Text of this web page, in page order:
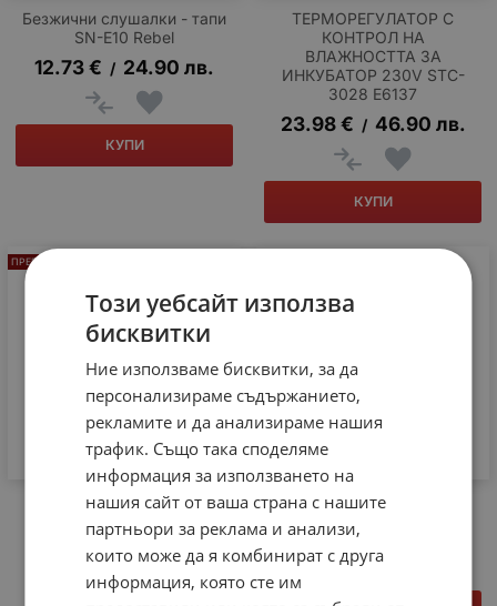
Безжични слушалки - тапи
SN-E10 Rebel
12.73€ / 24.90 лв.
КУПИ
ТЕРМОРЕГУЛАТОР С
КОНТРОЛ НА
ВЛАЖНОСТТА ЗА
ИНКУБАТОР 230V STC-
3028 E6137
23.98 € / 46.90 лв.
КУПИ
Електронен калкулатор
Rebel SC-200
€ / 12.91лв.
ПРЕПОРЪЧАН
Мултимер REBEL RB-33B
9.25 € /
Този уебсайт използва
бисквитки
Ние използваме бисквитки, за да
персонализираме съдържанието,
рекламите и да анализираме нашия
трафик. Също така споделяме
информация за използването на
нашия сайт от ваша страна с нашите
партньори за реклама и анализи,
които може да я комбинират с друга
информация, която сте им